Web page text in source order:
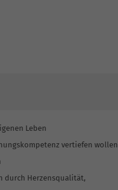
Leben
vertiefen wollen
durch Herzensqualität,